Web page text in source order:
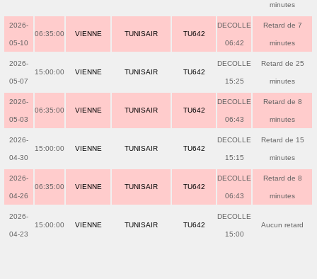
minutes
2026-
05-10
06:35:00 VIENNE TUNISAIR TU642
DECOLLE
06:42
Retard de 7
minutes
2026-
05-07
15:00:00 VIENNE TUNISAIR TU642
DECOLLE
15:25
Retard de 25
minutes
2026-
05-03
06:35:00 VIENNE TUNISAIR TU642
DECOLLE
06:43
Retard de 8
minutes
2026-
04-30
15:00:00 VIENNE TUNISAIR TU642
DECOLLE
15:15
Retard de 15
minutes
2026-
04-26
06:35:00 VIENNE TUNISAIR TU642
DECOLLE
06:43
Retard de 8
minutes
2026-
04-23
15:00:00 VIENNE TUNISAIR TU642
DECOLLE
15:00
Aucun retard